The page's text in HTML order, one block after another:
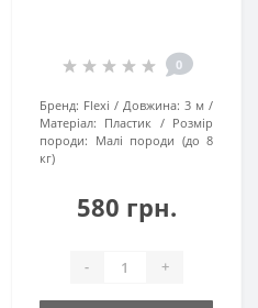
0
Бренд: Flexi Довжина: 3 м
Матеріал: Пластик
Розмір
породи: Малі породи (до 8
кг)
580 грн.
- +